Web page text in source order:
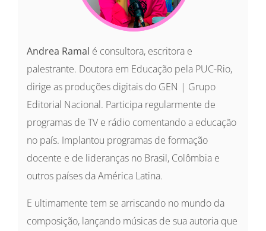
Andrea Ramal é consultora, escritora e
palestrante. Doutora em Educação pela PUC-Rio,
dirige as produções digitais do GEN | Grupo
Editorial Nacional. Participa regularmente de
programas de TV e rádio comentando a educação
no país. Implantou programas de formação
docente e de lideranças no Brasil, Colômbia e
outros países da América Latina.
E ultimamente tem se arriscando no mundo da
composição, lançando músicas de sua autoria que